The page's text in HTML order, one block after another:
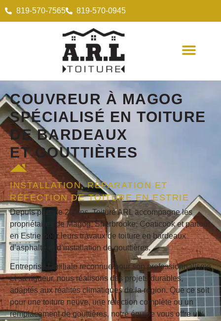
819-570-7565 819-570-0945
COUVREUR À MAGOG
SPÉCIALISÉ EN TOITURE
DE BARDEAUX
ETGOUTTIÈRES
INSTALLATION, RÉPARATION ET
RÉFECTION DE TOITURE EN ESTRIE
Depuis plus de 20 ans, Toiture ARL accompagne les
propriétaires de Magog, Sherbrooke, Coaticook et partout
en Estrie pour leurs travaux de toiture en bardeaux
d’asphalte et d’installation de gouttières.
Entreprise familiale reconnue pour son professionnalisme
et sa rigueur, nous réalisons des projets durables,
adaptés aux réalités climatiques de la région. Que ce soit
pour une toiture neuve, une réfection complète ou un
remplacement de gouttières, notre équipe vous offre un